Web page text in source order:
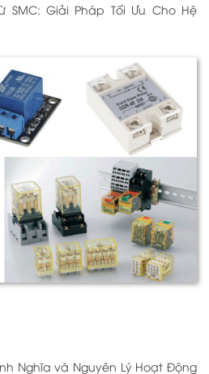
SMC: Giải Pháp Tối Ưu Cho Hệ